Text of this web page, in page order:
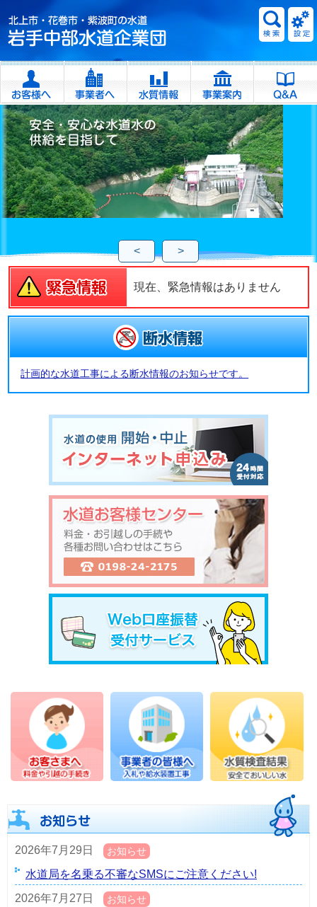
< >
現在、緊急情報はありません
計画的な水道工事による断水情報のお知らせです。
2026年7月29日 お知らせ
水道局を名乗る不審なSMSにご注意ください!
2026年7月27日
お知らせ